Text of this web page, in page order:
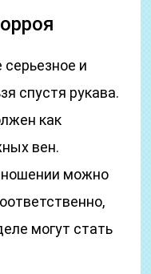
и
спустя рукава.
как
вен.
можно
могут стать